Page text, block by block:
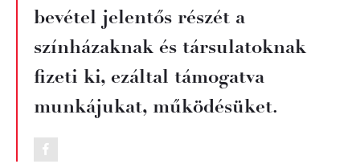
bevétel jelentős részét a
színházaknak és társulatoknak
fizeti ki, ezáltal támogatva
munkájukat, működésüket.